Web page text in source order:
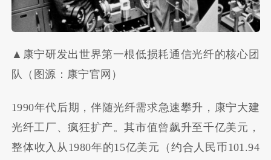
▲康宁研发出世界第一根低损耗通信光纤的核心团
队（图源：康宁官网）
1990年代后期，伴随光纤需求急速攀升，康宁大建
光纤工厂、疯狂扩产。其市值曾飙升至千亿美元，
整体收入从1980年的15亿美元（约合人民币101.94